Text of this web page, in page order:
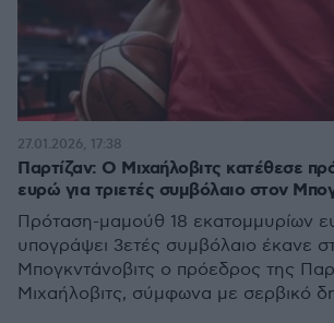
Παρτίζαν: Ο Μιχαήλοβιτς κατέθεσε
ευρώ για τριετές συμβόλαιο στον
Πρόταση-μαμούθ 18 εκατομμυρίων
υπογράψει 3ετές συμβόλαιο έκανε
Μπογκντάνοβιτς ο πρόεδρος της
Μιχαήλοβιτς, σύμφωνα με σερβικό
27.01.2026, 17:38